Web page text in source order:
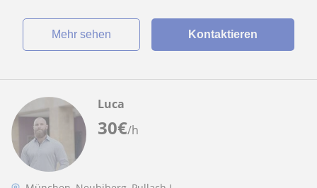
Mehr sehen Kontaktieren
30€/h
Luca